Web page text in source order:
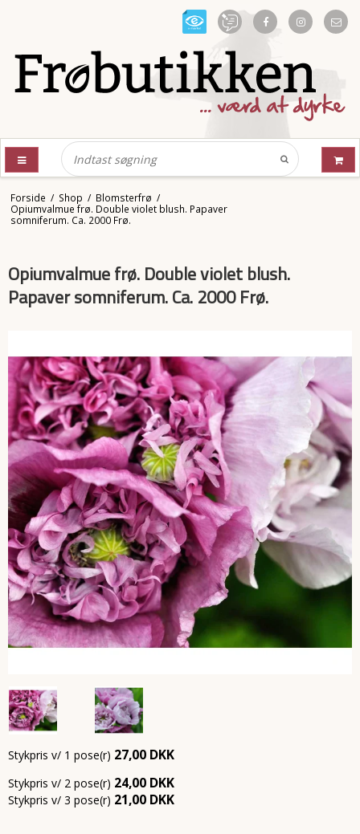
Forside / Shop / Blomsterfrø /
Opiumvalmue frø. Double violet blush. Papaver
somniferum. Ca. 2000 Frø.
Opiumvalmue frø. Double violet blush.
Papaver somniferum. Ca. 2000 Frø.
Stykpris v/ 1 pose(r) 27,00 DKK
Stykpris v/ 2 pose(r) 24,00 DKK
Stykpris v/ 3 pose(r) 21,00 DKK